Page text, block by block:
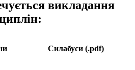
викладання
Силабуси (.pdf)